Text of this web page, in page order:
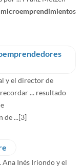
microemprendimientos
y el director de
... resultado
de ...[3]
Ana Inés Iriondo y el